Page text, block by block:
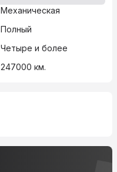
Механическая
Полный
Четыре и более
247000 км.